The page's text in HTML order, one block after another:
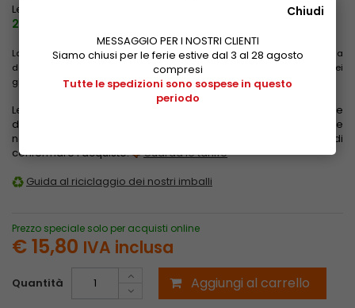
Chiudi
MESSAGGIO PER I NOSTRI CLIENTI
Siamo chiusi per le ferie estive dal 3 al 28 agosto
compresi
Tutte le spedizioni sono sospese in questo
periodo
Le spedizioni sono sospese fino a
venerdì 28 agosto
2026
La data evidenziata non include il tempo impiegato per il trasporto a
destinazione. Le consegne non avvengono il sabato, la domenica e nei
giorni festivi.
Le tariffe di spedizione sono calcolate in base al peso, alle
dimensioni e alla zona di destinazione. Vengono evidenziate
nel carrello dopo aver inserito l'indirizzo di consegna e prima di
confermare l'acquisto.
Guarda le tariffe
Guida al riciclaggio dei nostri imballi
Prezzo speciale solo per acquisti online
€ 15,80 IVA inclusa
Quantità Aggiungi al carrello